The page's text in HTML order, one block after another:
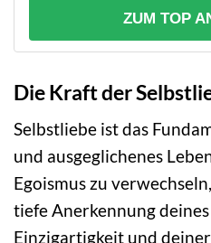
ZUM TOP
Die Kraft der
Selbstliebe ist das
und ausgeglichenes
Egoismus zu
tiefe Anerkennung
Einzigartigkeit und